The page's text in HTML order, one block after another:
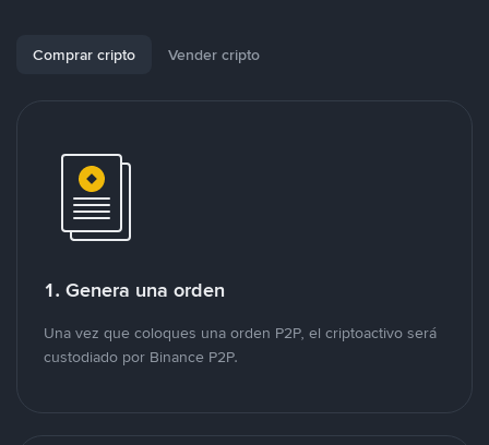
Comprar cripto Vender cripto
1. Genera una orden
Una vez que coloques una orden P2P, el criptoactivo será
custodiado por Binance P2P.